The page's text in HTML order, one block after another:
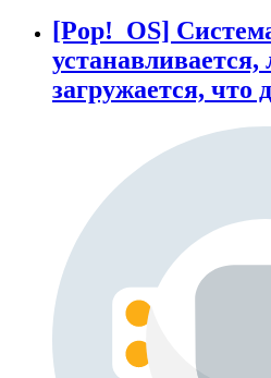
[Pop!_OS]
устанавливается,
загружается, что